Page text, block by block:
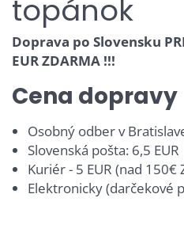
topánok
Doprava po Slovensku
EUR ZDARMA !!!
Cena dopravy
Osobný odber v
Slovenská pošta: 6,5 EUR
Kuriér - 5 EUR (nad 150€
Elektronicky (darčekové